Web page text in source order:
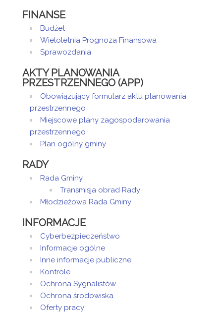
Społecznej w
Święciechowie
Marek
Tulewicz -
Dyrektor
Samorządowego
Ośrodka Kultury
w Święciechowie
Iwona Jąder -
Dyrektor Szkoły
Podstawowej w
Lasocicach
Joanna Primel
Pomocy
Społecznej w
Święciechowie
Grzelczyk -
Dyrektor Szkoły
Podstawowej w
Święciechowie
Łukasz Ślaga
- Skarbnik Gminy
Święciechowa
Beata Tycner
- Kierownik Klubu
FINANSE
Budżet
Wieloletnia Prognoza Finansowa
Sprawozdania
AKTY PLANOWANIA
PRZESTRZENNEGO (APP)
Obowiązujący formularz aktu planowania
przestrzennego
Miejscowe plany zagospodarowania
przestrzennego
Plan ogólny gminy
RADY
Rada Gminy
Transmisja obrad Rady
Młodzieżowa Rada Gminy
INFORMACJE
Cyberbezpieczeństwo
Informacje ogólne
Inne informacje publiczne
Kontrole
Ochrona Sygnalistów
Ochrona środowiska
Oferty pracy